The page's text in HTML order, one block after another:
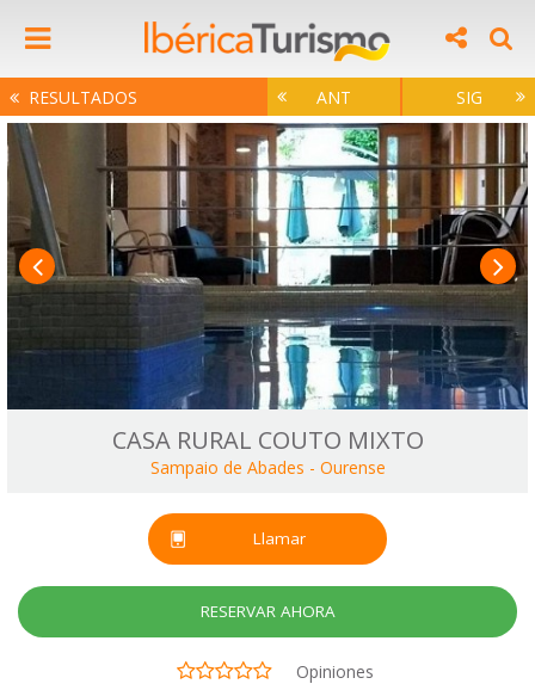
RESULTADOS ANT SIG
CASA RURAL COUTO MIXTO
Sampaio de Abades - Ourense
Llamar
RESERVAR AHORA
Opiniones